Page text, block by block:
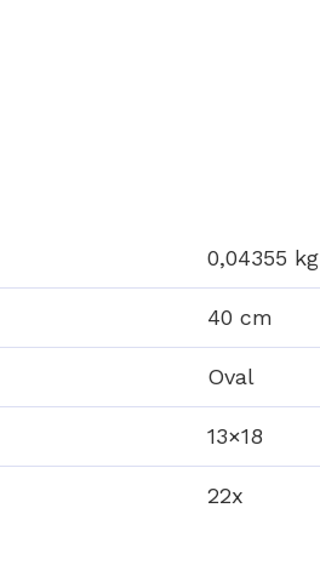
0,04355 kg
40 cm
Oval
13×18
22x